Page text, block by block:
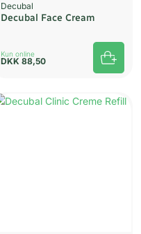
Decubal
Decubal Face Cream
Kun online
DKK 88,50